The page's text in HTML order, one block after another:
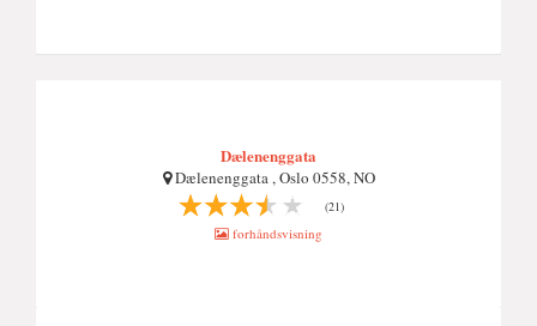
Dælenenggata
Dælenenggata , Oslo 0558, NO
(21)
forhåndsvisning